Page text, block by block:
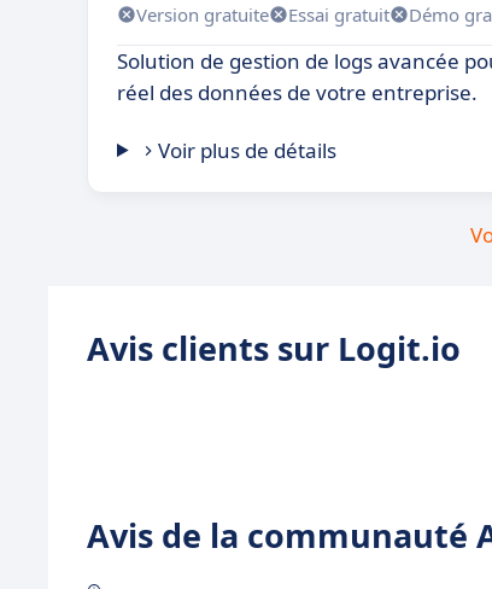
Version gratuite Essai gratuit Démo
Solution de gestion de logs avancée
réel des données de votre entreprise.
Voir plus de détails
Avis clients sur Logit.io
Avis de la communauté